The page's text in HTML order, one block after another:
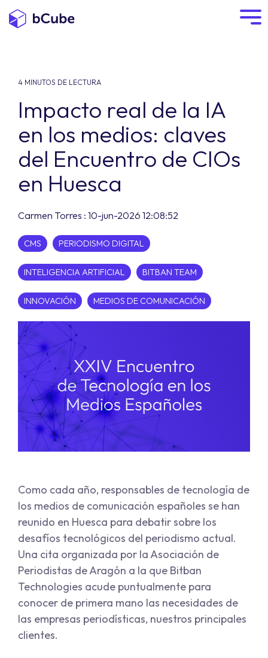
4 MINUTOS DE LECTURA
Impacto real de la IA
en los medios: claves
del Encuentro de CIOs
en Huesca
Carmen Torres : 10-jun-2026 12:08:52
CMS PERIODISMO DIGITAL
INTELIGENCIA ARTIFICIAL BITBAN TEAM
INNOVACIÓN MEDIOS DE COMUNICACIÓN
Como cada año, responsables de tecnología de
los medios de comunicación españoles se han
reunido en Huesca para debatir sobre los
desafíos tecnológicos del periodismo actual.
Una cita organizada por la Asociación de
Periodistas de Aragón a la que Bitban
Technologies acude puntualmente para
conocer de primera mano las necesidades de
las empresas periodísticas, nuestros principales
clientes.